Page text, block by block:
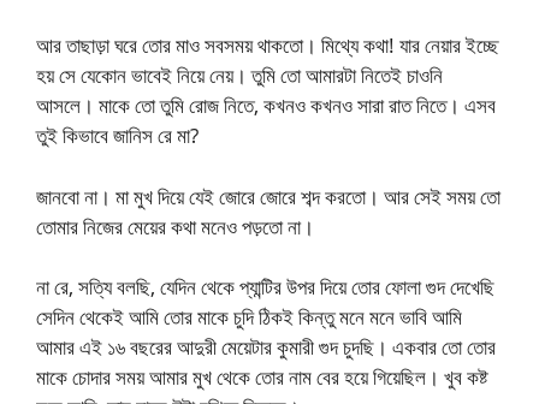
আর তাছাড়া ঘরে তোর মাও সবসময় থাকতো। মিথ্যে কথা! যার নেয়ার ইচ্ছে
হয় সে যেকোন ভাবেই নিয়ে নেয়। তুমি তো আমারটা নিতেই চাওনি
আসলে। মাকে তো তুমি রোজ নিতে, কখনও কখনও সারা রাত নিতে। এসব
তুই কিভাবে জানিস রে মা?
জানবো না। মা মুখ দিয়ে যেই জোরে জোরে শব্দ করতো। আর সেই সময় তো
তোমার নিজের মেয়ের কথা মনেও পড়তো না।
না রে, সত্যি বলছি, যেদিন থেকে প্যান্টির উপর দিয়ে তোর ফোলা গুদ দেখেছি
সেদিন থেকেই আমি তোর মাকে চুদি ঠিকই কিন্তু মনে মনে ভাবি আমি
আমার এই ১৬ বছরের আদুরী মেয়েটার কুমারী গুদ চুদছি। একবার তো তোর
মাকে চোদার সময় আমার মুখ থেকে তোর নাম বের হয়ে গিয়েছিল। খুব কষ্ট